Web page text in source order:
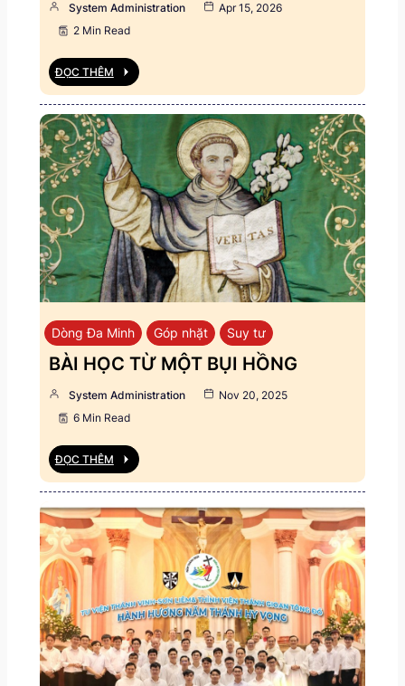
System Administration
Apr 15, 2026
2 Min Read
ĐỌC THÊM
Dòng Đa Minh Góp nhặt Suy tư
BÀI HỌC TỪ MỘT BỤI HỒNG
System Administration
Nov 20, 2025
6 Min Read
ĐỌC THÊM